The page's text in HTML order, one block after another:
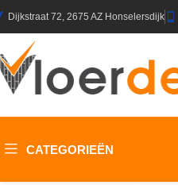
Dijkstraat 72, 2675 AZ Honselersdijk
CATEGORIEËN